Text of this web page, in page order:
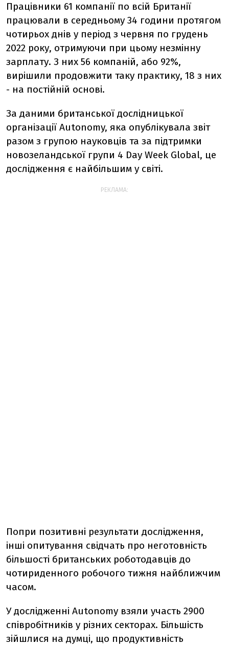
Працівники 61 компанії по всій Британії
працювали в середньому 34 години протягом
чотирьох днів у період з червня по грудень
2022 року, отримуючи при цьому незмінну
зарплату. З них 56 компаній, або 92%,
вирішили продовжити таку практику, 18 з них
- на постійній основі.
За даними британської дослідницької
організації Autonomy, яка опублікувала звіт
разом з групою науковців та за підтримки
новозеландської групи 4 Day Week Global, це
дослідження є найбільшим у світі.
РЕКЛАМА:
Попри позитивні результати дослідження,
інші опитування свідчать про неготовність
більшості британських роботодавців до
чотириденного робочого тижня найближчим
часом.
У дослідженні Autonomy взяли участь 2900
співробітників у різних секторах. Більшість
зійшлися на думці, що продуктивність